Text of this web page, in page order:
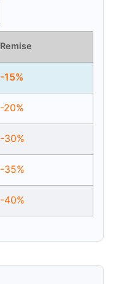
Remise
-15%
-20%
-30%
-35%
-40%